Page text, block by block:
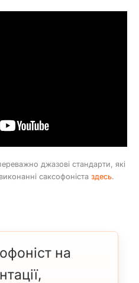
джазові стандарти, які
саксофоніста здесь.
на